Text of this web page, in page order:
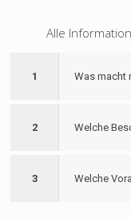
Alle
1 Was macht
2 Welche
3 Welche